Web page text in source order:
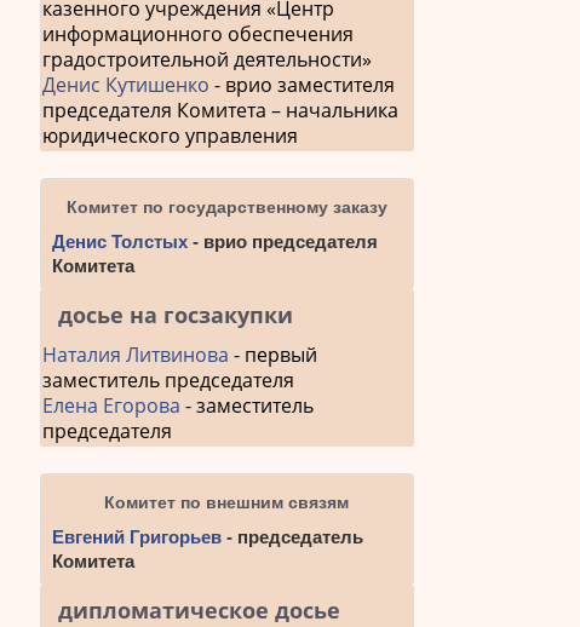
казенного учреждения «Центр
информационного обеспечения
градостроительной деятельности»
Денис Кутишенко - врио заместителя
председателя Комитета – начальника
юридического управления
Комитет по государственному заказу
Денис Толстых - врио председателя
Комитета
досье на госзакупки
Наталия Литвинова - первый
заместитель председателя
Елена Егорова - заместитель
председателя
Комитет по внешним связям
Евгений Григорьев - председатель
Комитета
дипломатическое досье